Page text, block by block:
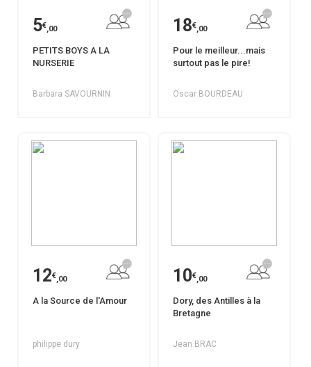
5€,00
PETITS BOYS A LA
NURSERIE
Barbara SAVOURNIN
18€,00
Pour le meilleur...mais
surtout pas le pire!
Oscar BOURDEAU
12€,00
A la Source de l'Amour
philippe dury
10€,00
Dory, des Antilles à la
Bretagne
Jean BRAC